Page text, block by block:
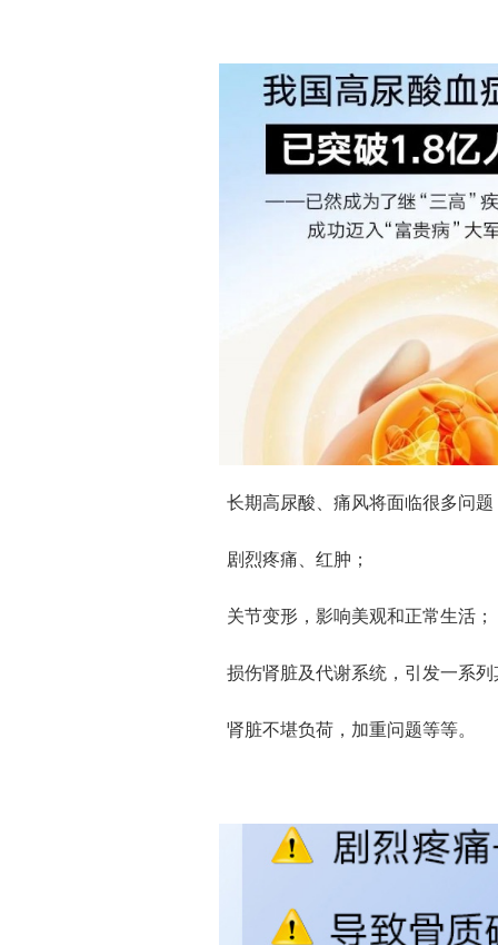
长期高尿酸、痛风将面临很多问题
剧烈疼痛、红肿；
关节变形，影响美观和正常生活；
损伤肾脏及代谢系统，引发一系
肾脏不堪负荷，加重问题等等。